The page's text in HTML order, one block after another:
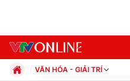
VĂN HÓA - GIẢI TRÍ